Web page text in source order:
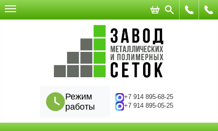
+7 914 895-68-25
+7 914 895-05-25
Режим
работы